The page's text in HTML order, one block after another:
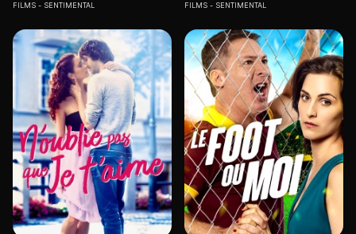
FILMS SENTIMENTAL FILMS SENTIMENTAL